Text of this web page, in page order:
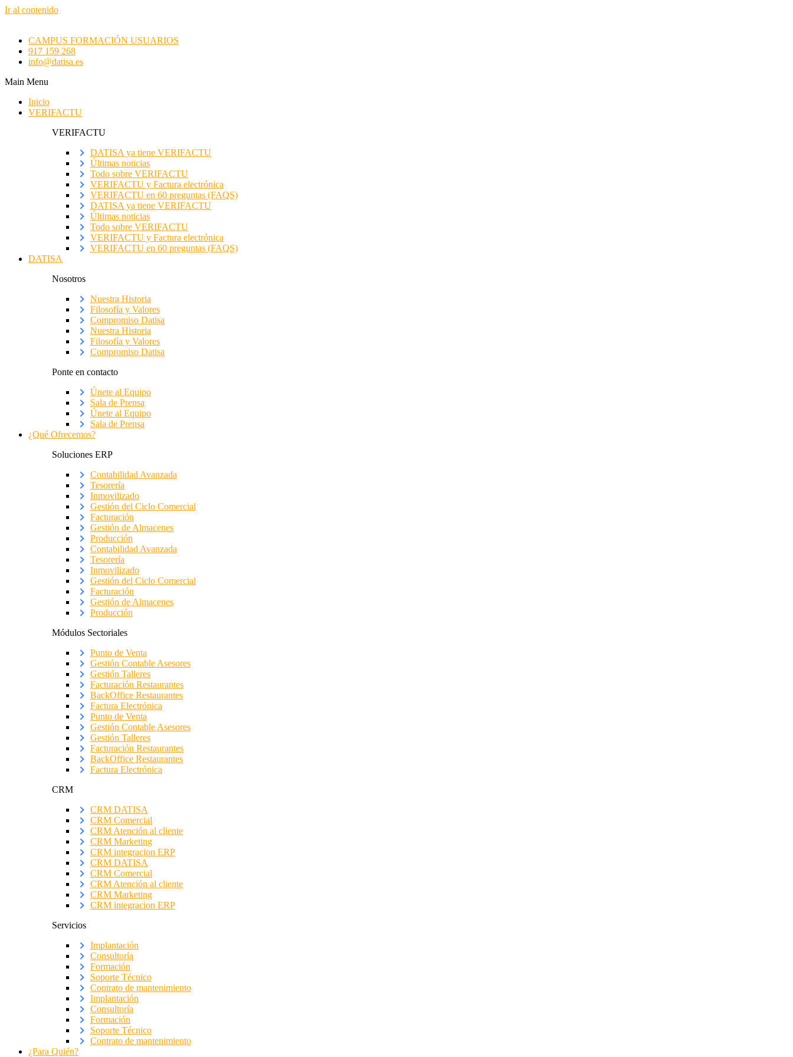
Ir al contenido
CAMPUS FORMACIÓN USUARIOS
917 159 268
info@datisa.es
Main Menu
Inicio
VERIFACTU
VERIFACTU
DATISA ya tiene VERIFACTU
Últimas noticias
Todo sobre VERIFACTU
VERIFACTU y Factura electrónica
VERIFACTU en 60 preguntas (FAQS)
DATISA ya tiene VERIFACTU
Últimas noticias
Todo sobre VERIFACTU
VERIFACTU y Factura electrónica
VERIFACTU en 60 preguntas (FAQS)
DATISA
Nosotros
Nuestra Historia
Filosofía y Valores
Compromiso Datisa
Nuestra Historia
Filosofía y Valores
Compromiso Datisa
Ponte en contacto
Únete al Equipo
Sala de Prensa
Únete al Equipo
Sala de Prensa
¿Qué Ofrecemos?
Soluciones ERP
Contabilidad Avanzada
Tesorería
Inmovilizado
Gestión del Ciclo Comercial
Facturación
Gestión de Almacenes
Producción
Contabilidad Avanzada
Tesorería
Inmovilizado
Gestión del Ciclo Comercial
Facturación
Gestión de Almacenes
Producción
Módulos Sectoriales
Punto de Venta
Gestión Contable Asesores
Gestión Talleres
Facturación Restaurantes
BackOffice Restaurantes
Factura Electrónica
Punto de Venta
Gestión Contable Asesores
Gestión Talleres
Facturación Restaurantes
BackOffice Restaurantes
Factura Electrónica
CRM
CRM DATISA
CRM Comercial
CRM Atención al cliente
CRM Marketing
CRM integracion ERP
CRM DATISA
CRM Comercial
CRM Atención al cliente
CRM Marketing
CRM integracion ERP
Servicios
Implantación
Consultoría
Formación
Soporte Técnico
Contrato de mantenimiento
Implantación
Consultoría
Formación
Soporte Técnico
Contrato de mantenimiento
¿Para Quién?